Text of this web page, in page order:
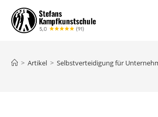
> Artikel > Selbstverteidigung für